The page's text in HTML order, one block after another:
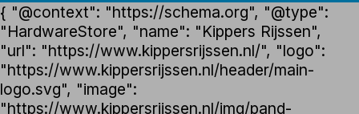
{ "@context": "https://schema.org", "@type":
"HardwareStore", "name": "Kippers Rijssen",
"url": "https://www.kippersrijssen.nl/", "logo":
"https://www.kippersrijssen.nl/header/main-
logo.svg", "image":
"https://www.kippersrijssen.nl/img/pand-